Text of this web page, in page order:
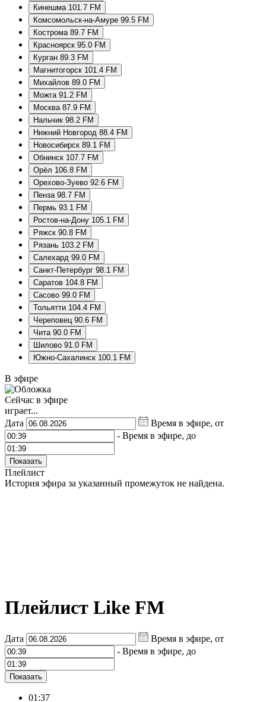
Кинешма 101.7 FM
Комсомольск-на-Амуре 99.5 FM
Кострома 89.7 FM
Красноярск 95.0 FM
Курган 89.3 FM
Магнитогорск 101.4 FM
Михайлов 89.0 FM
Можга 91.2 FM
Москва 87.9 FM
Нальчик 98.2 FM
Нижний Новгород 88.4 FM
Новосибирск 89.1 FM
Обнинск 107.7 FM
Орёл 106.8 FM
Орехово-Зуево 92.6 FM
Пенза 98.7 FM
Пермь 93.1 FM
Ростов-на-Дону 105.1 FM
Ряжск 90.8 FM
Рязань 103.2 FM
Салехард 99.0 FM
Санкт-Петербург 98.1 FM
Саратов 104.8 FM
Сасово 99.0 FM
Тольятти 104.4 FM
Череповец 90.6 FM
Чита 90.0 FM
Шилово 91.0 FM
Южно-Сахалинск 100.1 FM
В эфире
Сейчас в эфире
играет...
Дата
Время в эфире, от
- Время в эфире, до
Показать
Плейлист
История эфира за указанный промежуток не найдена.
Плейлист Like FM
Дата
Время в эфире, от
- Время в эфире, до
Показать
01:37